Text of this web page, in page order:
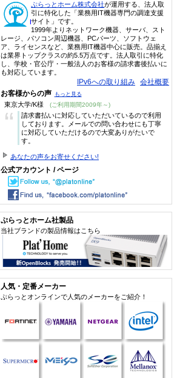
ぷらっとホーム株式会社が運用する、法人取
引に特化した「業務用IT機器専門の調達支援
サイト」です。
1999年よりネットワーク機器、サーバ、スト
レージ、パソコン周辺機器、PCパーツ、ソフトウェ
ア、ライセンスなど、業務用IT機器中心に販売。品揃え
は業界トップクラスの約5.5万点です。法人取引に特化
し、学校・官公庁・一般法人のお客様の請求書後払いに
も対応しています。
IPv6への取り組み 会社概要
お客様からの声 もっと見る
東京大学/K様 (ご利用期間2009年～)
“
請求書払いに対応していただいているので利用
しております。メールでの問い合わせにも丁寧
に対応していただけるので大変ありがたいで
す。
あなたの声をお寄せください!
公式アカウント / ページ
ぷらっとホーム社製品
当社ブランドの製品情報はこちら
人気・定番メーカー
ぷらっとオンラインで人気のメーカーをご紹介！